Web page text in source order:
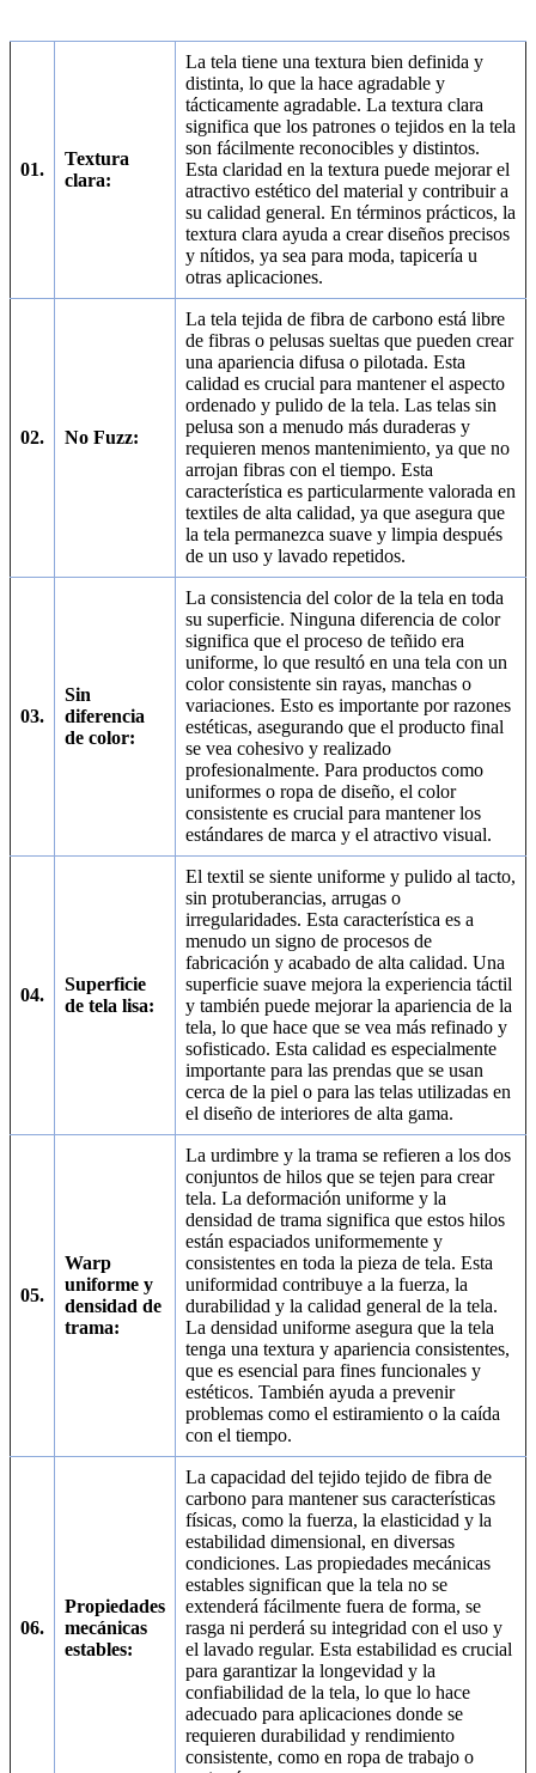
01.
Textura
clara:
La tela tiene una textura bien definida y
distinta, lo que la hace agradable y
tácticamente agradable. La textura clara
significa que los patrones o tejidos en la tela
son fácilmente reconocibles y distintos.
Esta claridad en la textura puede mejorar el
atractivo estético del material y contribuir a
su calidad general. En términos prácticos, la
textura clara ayuda a crear diseños precisos
y nítidos, ya sea para moda, tapicería u
otras aplicaciones.
02. No Fuzz:
La tela tejida de fibra de carbono está libre
de fibras o pelusas sueltas que pueden crear
una apariencia difusa o pilotada. Esta
calidad es crucial para mantener el aspecto
ordenado y pulido de la tela. Las telas sin
pelusa son a menudo más duraderas y
requieren menos mantenimiento, ya que no
arrojan fibras con el tiempo. Esta
característica es particularmente valorada en
textiles de alta calidad, ya que asegura que
la tela permanezca suave y limpia después
de un uso y lavado repetidos.
03.
Sin
diferencia
de color:
La consistencia del color de la tela en toda
su superficie. Ninguna diferencia de color
significa que el proceso de teñido era
uniforme, lo que resultó en una tela con un
color consistente sin rayas, manchas o
variaciones. Esto es importante por razones
estéticas, asegurando que el producto final
se vea cohesivo y realizado
profesionalmente. Para productos como
uniformes o ropa de diseño, el color
consistente es crucial para mantener los
estándares de marca y el atractivo visual.
04.
Superficie
de tela lisa:
El textil se siente uniforme y pulido al tacto,
sin protuberancias, arrugas o
irregularidades. Esta característica es a
menudo un signo de procesos de
fabricación y acabado de alta calidad. Una
superficie suave mejora la experiencia táctil
y también puede mejorar la apariencia de la
tela, lo que hace que se vea más refinado y
sofisticado. Esta calidad es especialmente
importante para las prendas que se usan
cerca de la piel o para las telas utilizadas en
el diseño de interiores de alta gama.
05.
Warp
uniforme y
densidad de
trama:
La urdimbre y la trama se refieren a los dos
conjuntos de hilos que se tejen para crear
tela. La deformación uniforme y la
densidad de trama significa que estos hilos
están espaciados uniformemente y
consistentes en toda la pieza de tela. Esta
uniformidad contribuye a la fuerza, la
durabilidad y la calidad general de la tela.
La densidad uniforme asegura que la tela
tenga una textura y apariencia consistentes,
que es esencial para fines funcionales y
estéticos. También ayuda a prevenir
problemas como el estiramiento o la caída
con el tiempo.
06.
Propiedades
mecánicas
estables:
La capacidad del tejido tejido de fibra de
carbono para mantener sus características
físicas, como la fuerza, la elasticidad y la
estabilidad dimensional, en diversas
condiciones. Las propiedades mecánicas
estables significan que la tela no se
extenderá fácilmente fuera de forma, se
rasga ni perderá su integridad con el uso y
el lavado regular. Esta estabilidad es crucial
para garantizar la longevidad y la
confiabilidad de la tela, lo que lo hace
adecuado para aplicaciones donde se
requieren durabilidad y rendimiento
consistente, como en ropa de trabajo o